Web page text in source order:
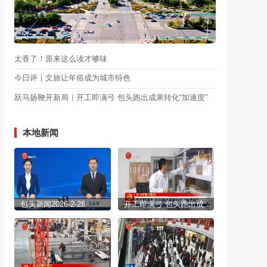
太香了！原来这么读才够味
今日评｜文旅让年俗成为城市特色
跃马扬鞭开新局｜开工即满弓 包头跑出成果转化“加速度”
本地新闻
包头新闻2026-2-28 开工即满弓 包头跑出成果转化“加速度”